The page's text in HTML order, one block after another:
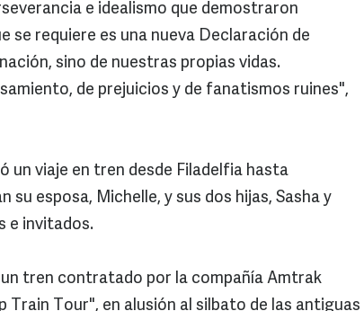
e idealismo que demostraron
se requiere es una nueva Declaración de
sino de nuestras propias vidas.
de prejuicios y de fanatismos ruines",
un viaje en tren desde Filadelfia hasta
su esposa, Michelle, y sus dos hijas, Sasha y
e invitados.
un tren contratado por la compañía Amtrak
Train Tour", en alusión al silbato de las antiguas